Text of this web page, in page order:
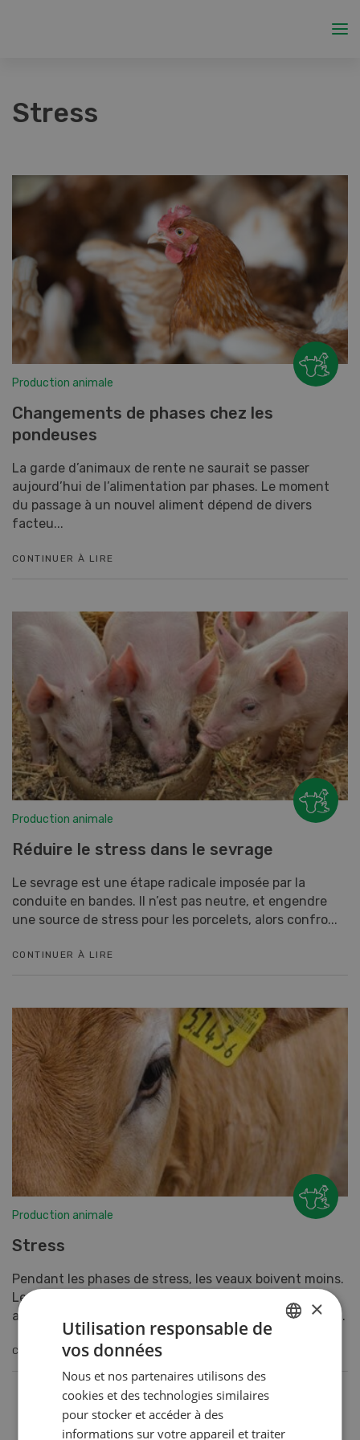
Stress
Production animale
Changements de phases chez les
pondeuses
La garde d’animaux de rente ne saurait se passer
aujourd’hui de l’alimentation par phases. Le moment
du passage à un nouvel aliment dépend de divers
facteu...
CONTINUER À LIRE
Production animale
Réduire le stress dans le sevrage
Le sevrage est une étape radicale imposée par la
conduite en bandes. Il n’est pas neutre, et engendre
une source de stress pour les porcelets, alors confro...
CONTINUER À LIRE
Production animale
Stress
Pendant les phases de stress, les veaux boivent moins.
Leurs besoins en minéraux et en oligo-éléments
augmentent. Il s’ensuit des accroissements journalier...
CONTINUER À LIRE
×
Utilisation responsable de
vos données
Nous et nos partenaires utilisons des
cookies et des technologies similaires
pour stocker et accéder à des
informations sur votre appareil et traiter